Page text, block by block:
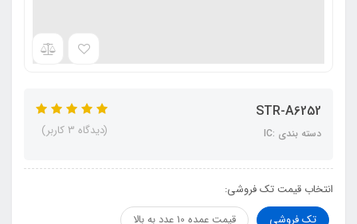
STR-A6252
دسته بندی :IC (دیدگاه 3 کاربر)
انتخاب قیمت تک فروشی:
تک فروشی
قیمت عمده 10 عدد به بالا